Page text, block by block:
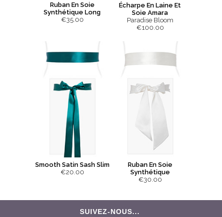
Ruban En Soie
Synthétique Long
€35.00
Écharpe En Laine Et
Soie Amara
Paradise Bloom
€100.00
Smooth Satin Sash Slim
€20.00
Ruban En Soie
Synthétique
€30.00
SUIVEZ-NOUS...